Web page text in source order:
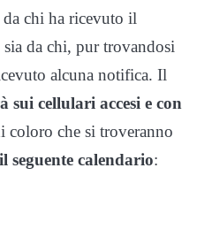
da chi ha ricevuto il
sia da chi, pur trovandosi
alcuna notifica. Il
sui cellulari accesi e con
coloro che si troveranno
il seguente calendario: